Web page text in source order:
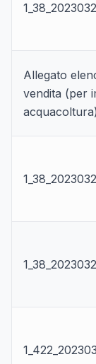
Allegato
vendita (per